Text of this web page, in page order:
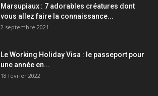
Marsupiaux : 7 adorables créatures dont
vous allez faire la connaissance...
2 septembre 2021
Le Working Holiday Visa : le passeport pour
une année en...
18 février 2022